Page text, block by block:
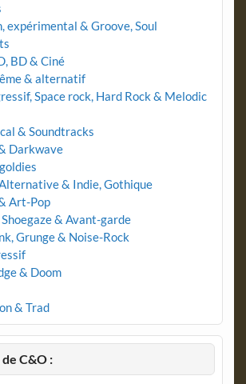
expérimental & Groove, Soul
BD & Ciné
& alternatif
Space rock, Hard Rock & Melodic
& Soundtracks
Darkwave
Alternative & Indie, Gothique
Art-Pop
& Avant-garde
Grunge & Noise-Rock
& Doom
& Trad
C&O :